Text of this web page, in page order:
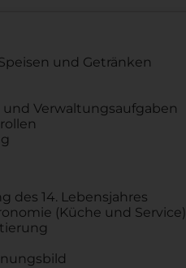
und Getränken
Verwaltungsaufgaben
des 14. Lebensjahres
(Küche und Service)